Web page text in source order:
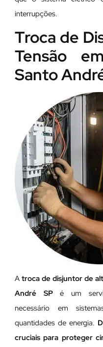
interrupções.
Troca de
Tensão
Santo
A troca de disjuntor de
André SPé um
necessário em
quantidades de energia.
cruciais para proteger